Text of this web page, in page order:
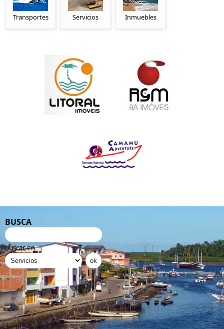
Transportes Servicios Inmuebles
BUSCA
buscar en